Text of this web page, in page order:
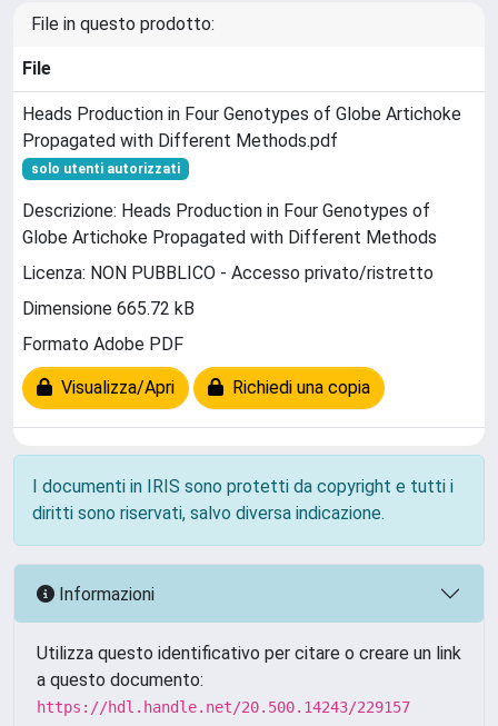
File in questo prodotto:
File
Heads Production in Four Genotypes of Globe Artichoke
Propagated with Different Methods.pdf
solo utenti autorizzati
Descrizione: Heads Production in Four Genotypes of
Globe Artichoke Propagated with Different Methods
Licenza: NON PUBBLICO - Accesso privato/ristretto
Dimensione 665.72 kB
Formato Adobe PDF
Visualizza/Apri Richiedi una copia
I documenti in IRIS sono protetti da copyright e tutti i
diritti sono riservati, salvo diversa indicazione.
Informazioni
Utilizza questo identificativo per citare o creare un link
a questo documento:
https://hdl.handle.net/20.500.14243/229157